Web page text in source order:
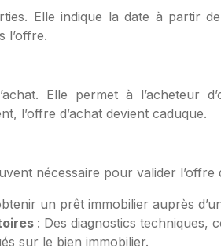
Elle indique la date à partir
l’offre.
Elle permet à l’acheteur
l’offre d’achat devient caduque.
nécessaire pour valider l’offre
un prêt immobilier auprès
: Des diagnostics techniques,
sur le bien immobilier.